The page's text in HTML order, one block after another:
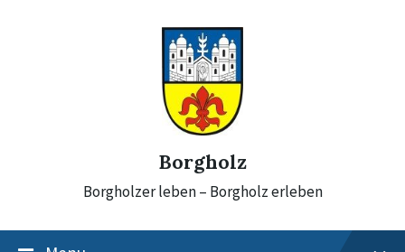
Borgholz
Borgholzer leben – Borgholz erleben